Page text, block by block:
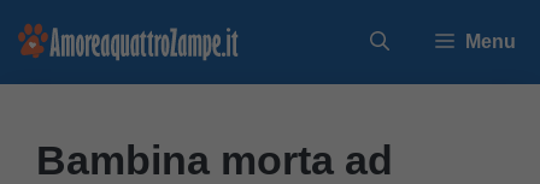
Vai
Menu
Bambina morta ad